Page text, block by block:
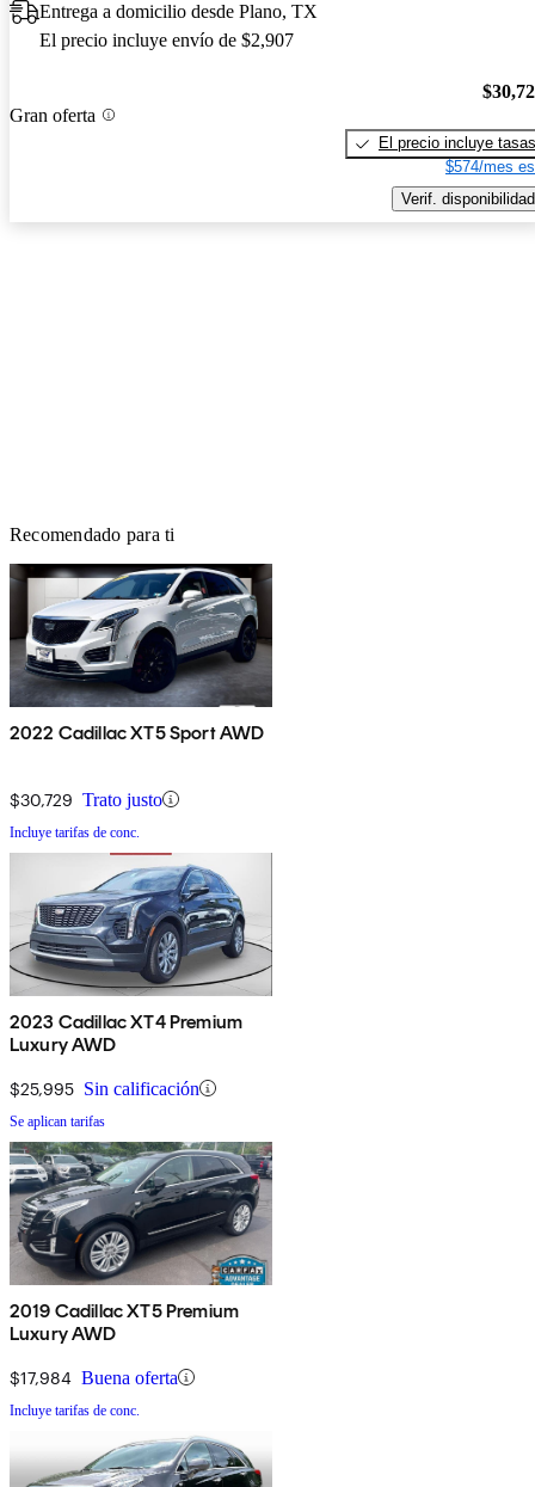
Entrega a domicilio desde Plano, TX
El precio incluye envío de $2,907
Gran oferta
El precio incluye tasas
$574/mes
Verif. disponibilidad
Recomendado para ti
2022 Cadillac XT5 Sport AWD
$30,729 Trato justo
Incluye tarifas de conc.
2023 Cadillac XT4 Premium
Luxury AWD
$25,995 Sin calificación
Se aplican tarifas
2019 Cadillac XT5 Premium
Luxury AWD
$17,984 Buena oferta
Incluye tarifas de conc.